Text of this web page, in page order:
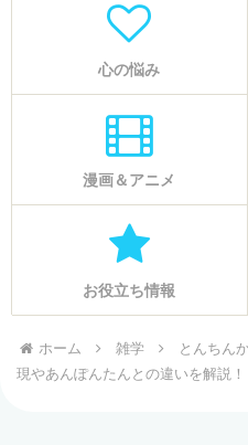
心の悩み
漫画＆アニメ
お役立ち情報
ホーム 雑学
とんちん
現やあんぽんたんとの違いを解説！